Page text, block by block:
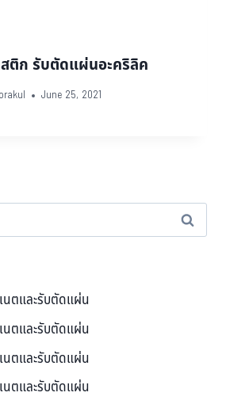
ติก รับตัดแผ่นอะคริลิค
June 25, 2021
นตและรับตัดแผ่น
นตและรับตัดแผ่น
นตและรับตัดแผ่น
นตและรับตัดแผ่น